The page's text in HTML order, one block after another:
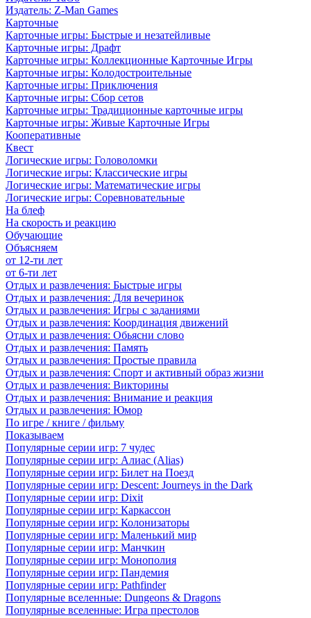
Издатель: Z-Man Games
Карточные
Карточные игры: Быстрые и незатейливые
Карточные игры: Драфт
Карточные игры: Коллекционные Карточные Игры
Карточные игры: Колодостроительные
Карточные игры: Приключения
Карточные игры: Сбор сетов
Карточные игры: Традиционные карточные игры
Карточные игры: Живые Карточные Игры
Кооперативные
Квест
Логические игры: Головоломки
Логические игры: Классические игры
Логические игры: Математические игры
Логические игры: Соревновательные
На блеф
На скорость и реакцию
Обучающие
Объясняем
от 12-ти лет
от 6-ти лет
Отдых и развлечения: Быстрые игры
Отдых и развлечения: Для вечеринок
Отдых и развлечения: Игры с заданиями
Отдых и развлечения: Координация движений
Отдых и развлечения: Обьясни слово
Отдых и развлечения: Память
Отдых и развлечения: Простые правила
Отдых и развлечения: Спорт и активный образ жизни
Отдых и развлечения: Викторины
Отдых и развлечения: Внимание и реакция
Отдых и развлечения: Юмор
По игре / книге / фильму
Показываем
Популярные серии игр: 7 чудес
Популярные серии игр: Алиас (Alias)
Популярные серии игр: Билет на Поезд
Популярные серии игр: Descent: Journeys in the Dark
Популярные серии игр: Dixit
Популярные серии игр: Каркассон
Популярные серии игр: Колонизаторы
Популярные серии игр: Маленький мир
Популярные серии игр: Манчкин
Популярные серии игр: Монополия
Популярные серии игр: Пандемия
Популярные серии игр: Pathfinder
Популярные вселенные: Dungeons & Dragons
Популярные вселенные: Игра престолов